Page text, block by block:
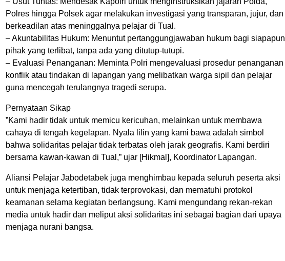
Polres hingga Polsek agar melakukan investigasi yang transparan, jujur, dan
berkeadilan atas meninggalnya pelajar di Tual.
– ​Akuntabilitas Hukum: Menuntut pertanggungjawaban hukum bagi siapapun
pihak yang terlibat, tanpa ada yang ditutup-tutupi.
– ​Evaluasi Penanganan: Meminta Polri mengevaluasi prosedur penanganan
konflik atau tindakan di lapangan yang melibatkan warga sipil dan pelajar
guna mencegah terulangnya tragedi serupa.
​Pernyataan Sikap
​”Kami hadir tidak untuk memicu kericuhan, melainkan untuk membawa
cahaya di tengah kegelapan. Nyala lilin yang kami bawa adalah simbol
bahwa solidaritas pelajar tidak terbatas oleh jarak geografis. Kami berdiri
bersama kawan-kawan di Tual,” ujar [Hikmal], Koordinator Lapangan.
Aliansi Pelajar Jabodetabek juga menghimbau kepada seluruh peserta aksi
untuk menjaga ketertiban, tidak terprovokasi, dan mematuhi protokol
keamanan selama kegiatan berlangsung. Kami mengundang rekan-rekan
media untuk hadir dan meliput aksi solidaritas ini sebagai bagian dari upaya
menjaga nurani bangsa.